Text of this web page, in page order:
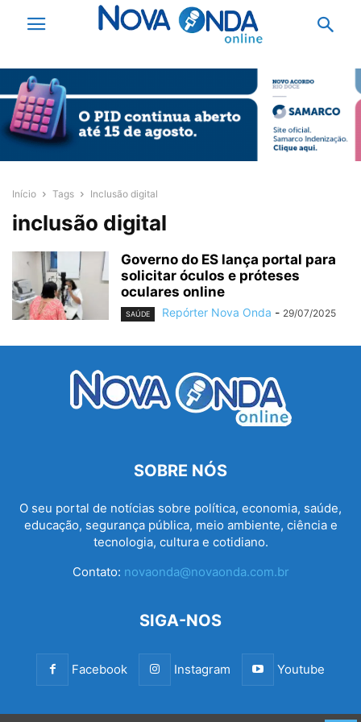
Início Tags Inclusão digital
inclusão digital
Governo do ES lança portal para
solicitar óculos e próteses
oculares online
SAÚDE Repórter Nova Onda - 29/07/2025
SOBRE NÓS
O seu portal de notícias sobre política, economia, saúde,
educação, segurança pública, meio ambiente, ciência e
tecnologia, cultura e cotidiano.
Contato: novaonda@novaonda.com.br
SIGA-NOS
Facebook Instagram Youtube